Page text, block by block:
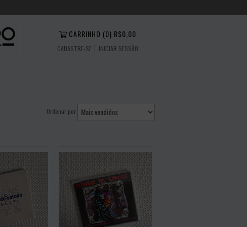
CARRINHO (0) R$0,00
CADASTRE-SE INICIAR SESSÃO
Ordenar por